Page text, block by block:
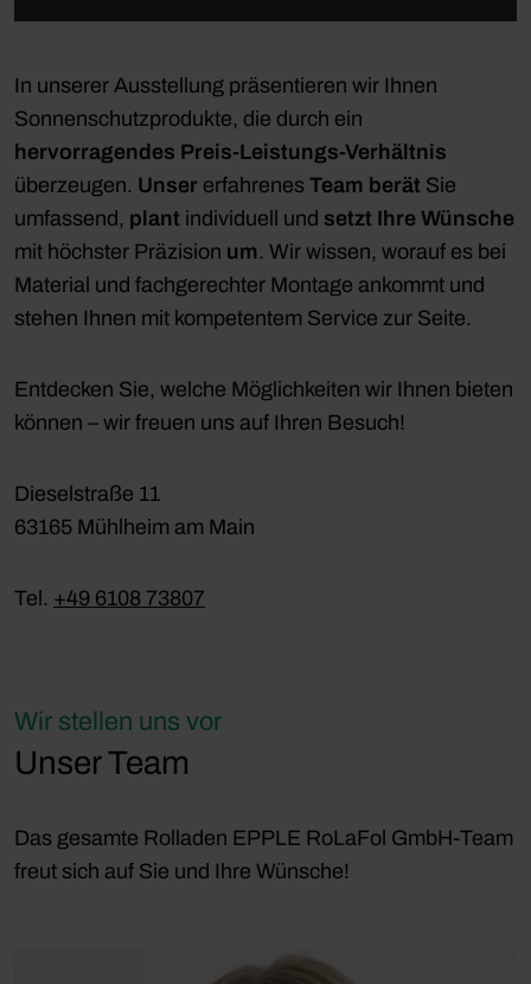
In unserer Ausstellung präsentieren wir Ihnen
Sonnenschutzprodukte, die durch ein
hervorragendes Preis-Leistungs-Verhältnis
überzeugen. Unser erfahrenes Team berät Sie
umfassend, plant individuell und setzt Ihre Wünsche
mit höchster Präzision um. Wir wissen, worauf es bei
Material und fachgerechter Montage ankommt und
stehen Ihnen mit kompetentem Service zur Seite.
Entdecken Sie, welche Möglichkeiten wir Ihnen bieten
können – wir freuen uns auf Ihren Besuch!
Dieselstraße 11
63165 Mühlheim am Main
Tel. +49 6108 73807
Wir stellen uns vor
Unser Team
Das gesamte Rolladen EPPLE RoLaFol GmbH-Team
freut sich auf Sie und Ihre Wünsche!